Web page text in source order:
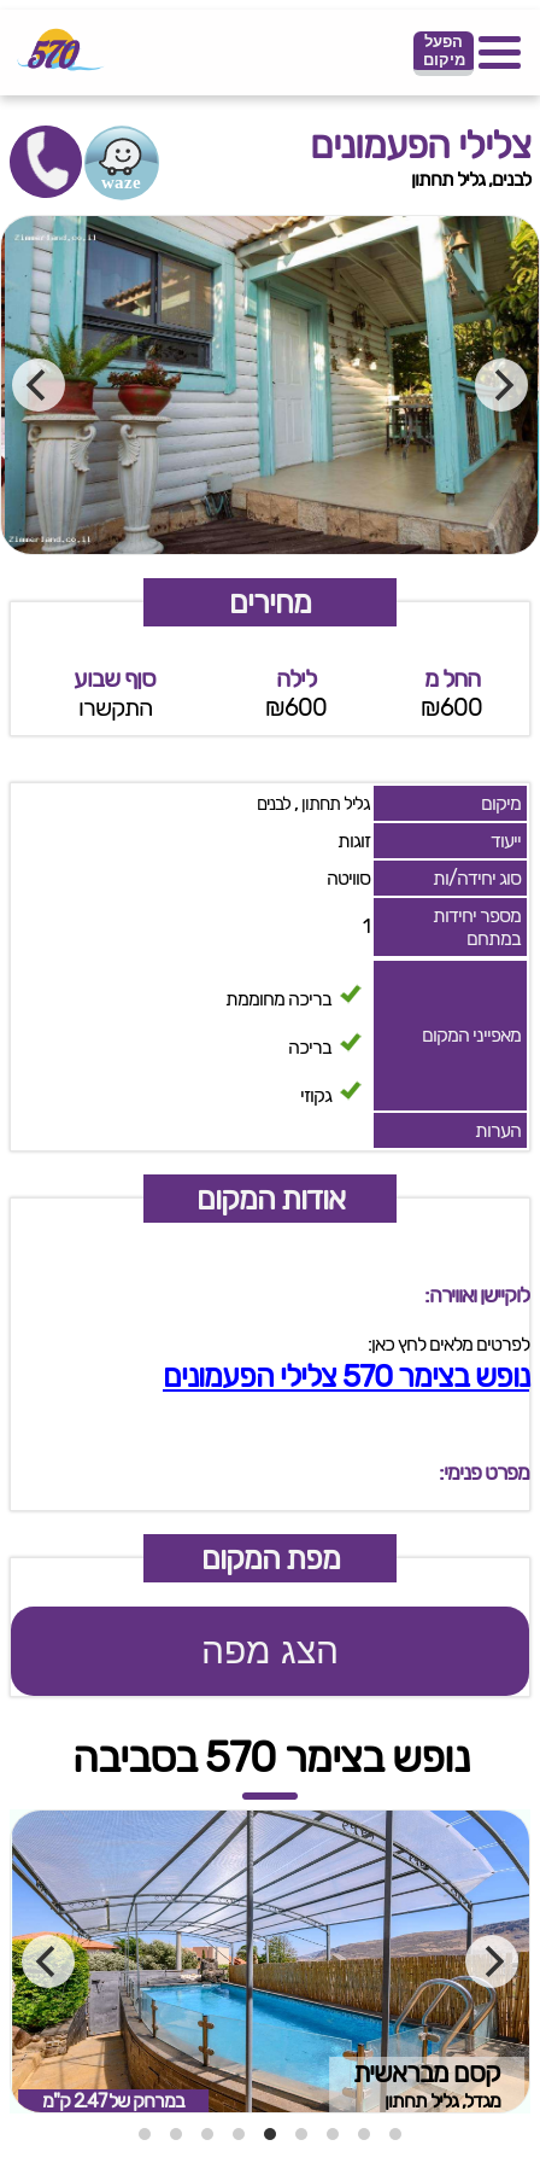
הפעל
מיקום
צלילי הפעמונים
לבנים, גליל תחתון
מחירים
החל מ
₪600
לילה
₪600
סןף שבוע
התקשרו
מיקום גליל תחתון, לבנים
ייעוד
זוגות
סוג יחידה/ות
סוויטה
מספר יחידות
במתחם
1
מאפייני המקום
בריכה מחוממת
בריכה
גקוזי
הערות
אודות המקום
לוקיישן ואווירה:
לפרטים מלאים לחץ כאן:
נופש בצימר 570 צלילי הפעמונים
מפרט פנימי:
מפת המקום
הצג מפה
נופש בצימר 570 בסביבה
קסם מבראשית
מגדל, גליל תחתון במרחק של2.47 ק"מ